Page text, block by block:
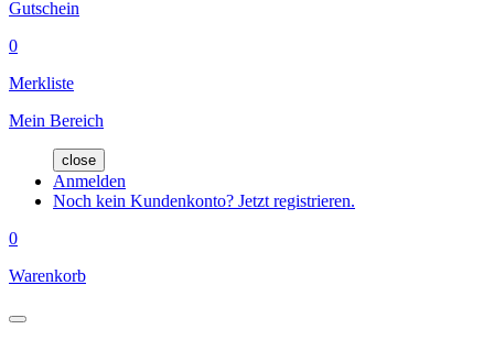
Gutschein
0
Merkliste
Mein Bereich
close
Anmelden
Noch kein Kundenkonto? Jetzt registrieren.
0
Warenkorb